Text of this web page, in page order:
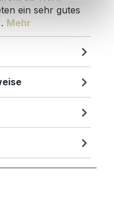
ein sehr gutes
Mehr